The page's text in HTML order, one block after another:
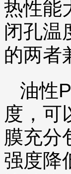
热性能
闭孔温
的两者
油性
度，可
膜充分
强度降